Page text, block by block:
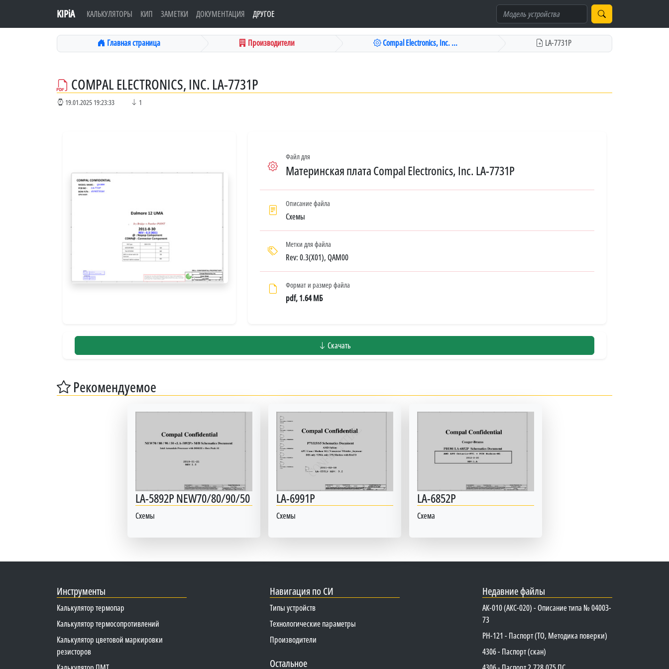
KIPiA КАЛЬКУЛЯТОРЫ КИП ЗАМЕТКИ ДОКУМЕНТАЦИЯ ДРУГОЕ
Главная страница Производители Compal Electronics, Inc. ... LA-7731P
COMPAL ELECTRONICS, INC. LA-7731P
19.01.2025 19:23:33 1
Файл для
Материнская плата Compal Electronics, Inc. LA-7731P
Описание файла
Схемы
Метки для файла
Rev: 0.3(X01), QAM00
Формат и размер файла
pdf, 1.64 МБ
Скачать
Рекомендуемое
LA-5892P NEW70/80/90/50
Схемы
LA-6991P
Схемы
LA-6852P
Схема
Инструменты
Калькулятор термопар
Калькулятор термосопротивлений
Калькулятор цветовой маркировки
резисторов
Навигация по СИ
Типы устройств
Технологические параметры
Производители
Остальное
Недавние файлы
АК-010 (АКС-020) - Описание типа № 04003-
73
PH-121 - Паспорт (ТО, Методика поверки)
4306 - Паспорт (скан)